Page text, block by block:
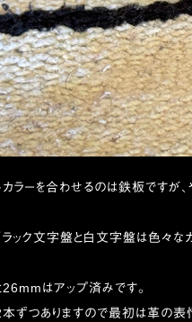
ラーを合わせるのは鉄板ですが、
ラック文字盤と白文字盤は色々
はアップ済みです。
ずつありますので最初は革の表